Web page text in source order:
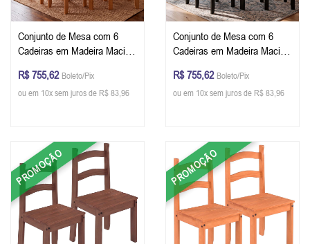
Conjunto de Mesa com 6
Cadeiras em Madeira Maciça
Cor Mel
R$ 755,62 Boleto/Pix
ou em 10x sem juros de R$ 83,96
Conjunto de Mesa com 6
Cadeiras em Madeira Maciça
Cor Preto Com Mel
R$ 755,62 Boleto/Pix
ou em 10x sem juros de R$ 83,96
PROMOÇÃO PROMOÇÃO